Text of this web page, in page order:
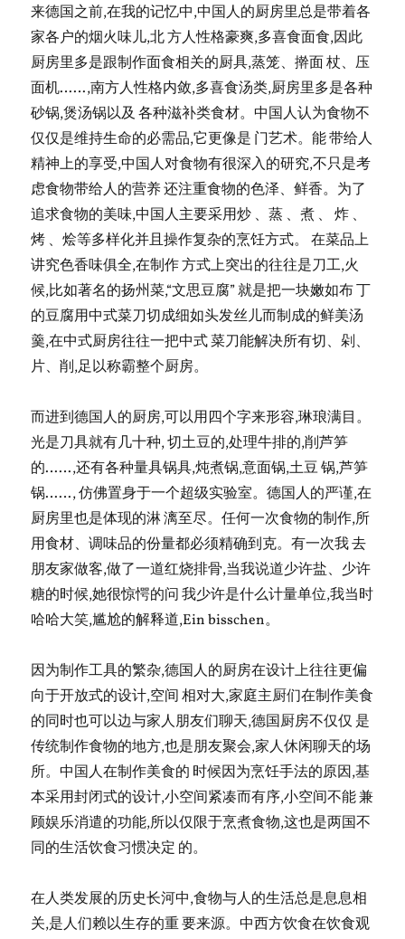
来德国之前,在我的记忆中,中国人的厨房里总是带着各
家各户的烟火味儿,北 方人性格豪爽,多喜食面食,因此
厨房里多是跟制作面食相关的厨具,蒸笼、擀面 杖、压
面机……,南方人性格内敛,多喜食汤类,厨房里多是各种
砂锅,煲汤锅以及 各种滋补类食材。中国人认为食物不
仅仅是维持生命的必需品,它更像是 门艺术。能 带给人
精神上的享受,中国人对食物有很深入的研究,不只是考
虑食物带给人的营养 还注重食物的色泽、鲜香。为了
追求食物的美味,中国人主要采用炒 、蒸 、煮 、 炸 、
烤 、烩等多样化并且操作复杂的烹饪方式。 在菜品上
讲究色香味俱全,在制作 方式上突出的往往是刀工,火
候,比如著名的扬州菜,“文思豆腐” 就是把一块嫩如布 丁
的豆腐用中式菜刀切成细如头发丝儿而制成的鲜美汤
羹,在中式厨房往往一把中式 菜刀能解决所有切、剁、
片、削,足以称霸整个厨房。
而进到德国人的厨房,可以用四个字来形容,琳琅满目。
光是刀具就有几十种, 切土豆的,处理牛排的,削芦笋
的……,还有各种量具锅具,炖煮锅,意面锅,土豆 锅,芦笋
锅……, 仿佛置身于一个超级实验室。德国人的严谨,在
厨房里也是体现的淋 漓至尽。任何一次食物的制作,所
用食材、调味品的份量都必须精确到克。有一次我 去
朋友家做客,做了一道红烧排骨,当我说道少许盐、少许
糖的时候,她很惊愕的问 我少许是什么计量单位,我当时
哈哈大笑,尴尬的解释道,Ein bisschen。
因为制作工具的繁杂,德国人的厨房在设计上往往更偏
向于开放式的设计,空间 相对大,家庭主厨们在制作美食
的同时也可以边与家人朋友们聊天,德国厨房不仅仅 是
传统制作食物的地方,也是朋友聚会,家人休闲聊天的场
所。中国人在制作美食的 时候因为烹饪手法的原因,基
本采用封闭式的设计,小空间紧凑而有序,小空间不能 兼
顾娱乐消遣的功能,所以仅限于烹煮食物,这也是两国不
同的生活饮食习惯决定 的。
在人类发展的历史长河中,食物与人的生活总是息息相
关,是人们赖以生存的重 要来源。中西方饮食在饮食观